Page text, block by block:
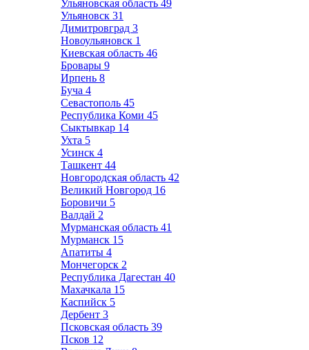
Ульяновская область 49
Ульяновск 31
Димитровград 3
Новоульяновск 1
Киевская область 46
Бровары 9
Ирпень 8
Буча 4
Севастополь 45
Республика Коми 45
Сыктывкар 14
Ухта 5
Усинск 4
Ташкент 44
Новгородская область 42
Великий Новгород 16
Боровичи 5
Валдай 2
Мурманская область 41
Мурманск 15
Апатиты 4
Мончегорск 2
Республика Дагестан 40
Махачкала 15
Каспийск 5
Дербент 3
Псковская область 39
Псков 12